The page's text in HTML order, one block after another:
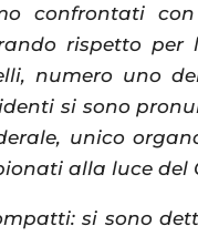
confrontati con
rispetto per
numero uno
si sono
unico
alla luce del
si sono